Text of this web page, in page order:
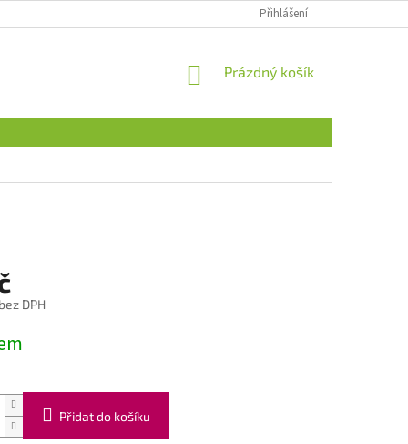
Přihlášení
NÁKUPNÍ
Prázdný košík
DPH
Přidat do košíku